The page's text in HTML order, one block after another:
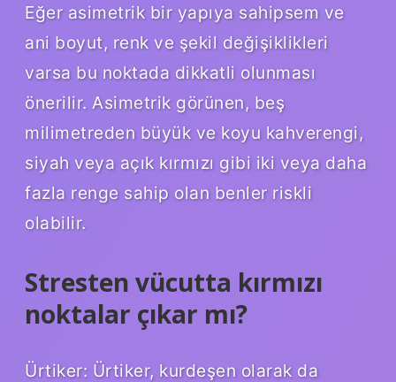
Eğer asimetrik bir yapıya sahipsem ve
ani boyut, renk ve şekil değişiklikleri
varsa bu noktada dikkatli olunması
önerilir. Asimetrik görünen, beş
milimetreden büyük ve koyu kahverengi,
siyah veya açık kırmızı gibi iki veya daha
fazla renge sahip olan benler riskli
olabilir.
Stresten vücutta kırmızı
noktalar çıkar mı?
Ürtiker: Ürtiker, kurdeşen olarak da